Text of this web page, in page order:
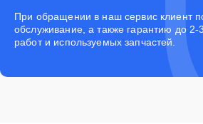
При обращении в наш сервис клиент
обслуживание, а также гарантию до 2-
работ и используемых запчастей.